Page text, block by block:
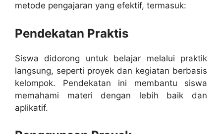
metode pengajaran yang efektif, termasuk:
Pendekatan Praktis
Siswa didorong untuk belajar melalui praktik
langsung, seperti proyek dan kegiatan berbasis
kelompok. Pendekatan ini membantu siswa
memahami materi dengan lebih baik dan
aplikatif.